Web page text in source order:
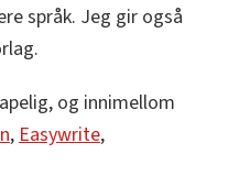
språk. Jeg gir også
og innimellom
,Easywrite,